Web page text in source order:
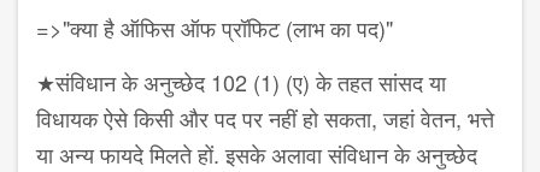
=>"क्या है ऑफिस ऑफ प्रॉफिट (लाभ का पद)"
★संविधान के अनुच्छेद 102 (1) (ए) के तहत सांसद या
विधायक ऐसे किसी और पद पर नहीं हो सकता, जहां वेतन, भत्ते
या अन्य फायदे मिलते हों. इसके अलावा संविधान के अनुच्छेद